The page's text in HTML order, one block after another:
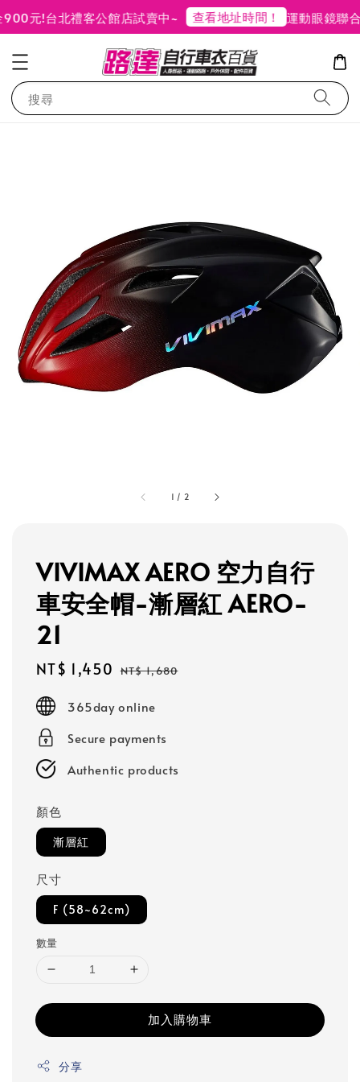
元!台北禮客公館店試賣中~ 查看地址時間！ 運動眼鏡聯合
搜尋
1 / 2
VIVIMAX AERO 空力自行
車安全帽-漸層紅 AERO-
21
Sale
NT$ 1,450 Regular
NT$ 1,680
365day online
Secure payments
Authentic products
顏色
漸層紅
尺寸
F (58~62cm)
數量
加入購物車
分享